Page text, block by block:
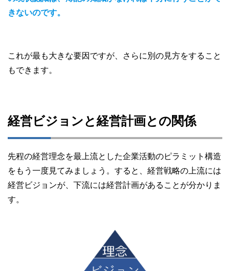
きないのです。
これが最も大きな要因ですが、さらに別の見方をすること
もできます。
経営ビジョンと経営計画との関係
先程の経営理念を最上流とした企業活動のピラミット構造
をもう一度見てみましょう。すると、経営戦略の上流には
経営ビジョンが、下流には経営計画があることが分かりま
す。